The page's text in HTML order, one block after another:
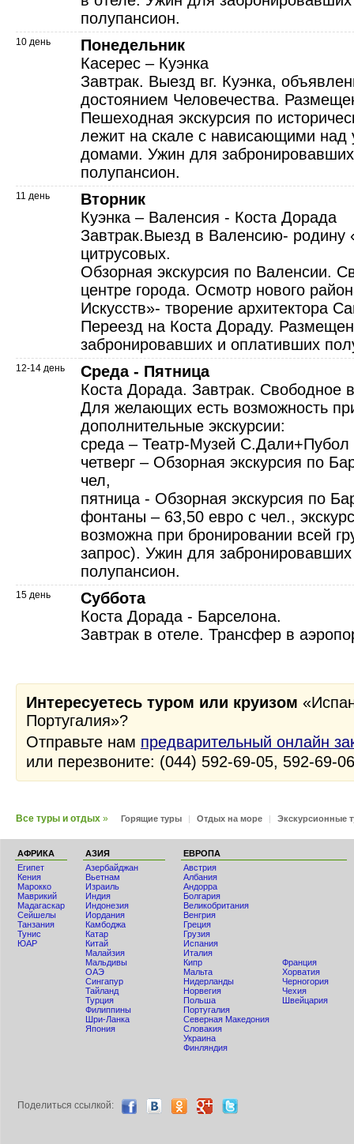
полупансион.
10 день
Понедельник
Касерес – Куэнка
Завтрак. Выезд вг. Куэнка,
достоянием Человечества.
Пешеходная экскурсия по
лежит на скале с нависающими
домами. Ужин для
полупансион.
11 день
Вторник
Куэнка – Валенсия - Коста Дорада
Завтрак.Выезд в Валенсию- родину
цитрусовых.
Обзорная экскурсия по Валенсии.
центре города. Осмотр нового
Искусств»- творение архитектора
Переезд на Коста Дораду.
забронировавших и оплативших
12-14 день
Среда - Пятница
Коста Дорада. Завтрак. Свободное
Для желающих есть возможность
дополнительные экскурсии:
среда – Театр-Музей С.Дали+Пубол
четверг – Обзорная экскурсия по
чел,
пятница - Обзорная экскурсия по
фонтаны – 63,50 евро с чел.,
возможна при бронировании всей
запрос). Ужин для
полупансион.
15 день
Суббота
Коста Дорада - Барселона.
Завтрак в отеле. Трансфер в
Интересуетесь туром или круизом
Португалия»?
Отправьте нам предварительный онлайн
или перезвоните: (044) 592-69-05, 592-69-06
Все туры и отдых » Горящие туры | Отдых на море | Экскурсионные
АФРИКА
Египет
Кения
Мaрокко
Маврикий
Мадагаскар
Сейшелы
Танзания
Тунис
ЮАР
АЗИЯ
Азербайджан
Вьетнам
Израиль
Индия
Индонезия
Иордания
Камбоджа
Катар
Китай
Малайзия
Мальдивы
ОАЭ
Сингапур
Тайланд
Турция
Филиппины
Шри-Ланка
Япония
ЕВРОПА
Австрия
Албания
Андорра
Болгария
Великобритания
Венгрия
Греция
Грузия
Испания
Италия
Кипр
Мальта
Нидерланды
Норвегия
Польша
Португалия
Северная Македония
Словакия
Украина
Финляндия
Франция
Хорватия
Черногория
Чехия
Швейцария
Поделиться ccылкой: